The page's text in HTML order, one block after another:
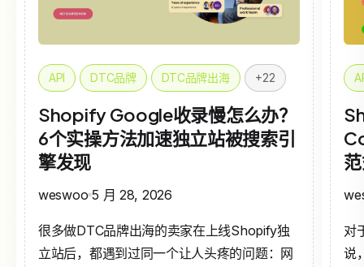
API DTC品牌 DTC品牌出海 +22
Shopify Google收录慢怎么办？
6个实操方法加速独立站被搜索引
擎发现
weswoo 5 月 28, 2026
很多做DTC品牌出海的卖家在上线Shopify独
立站后，都遇到过同一个让人头疼的问题：网
对
说